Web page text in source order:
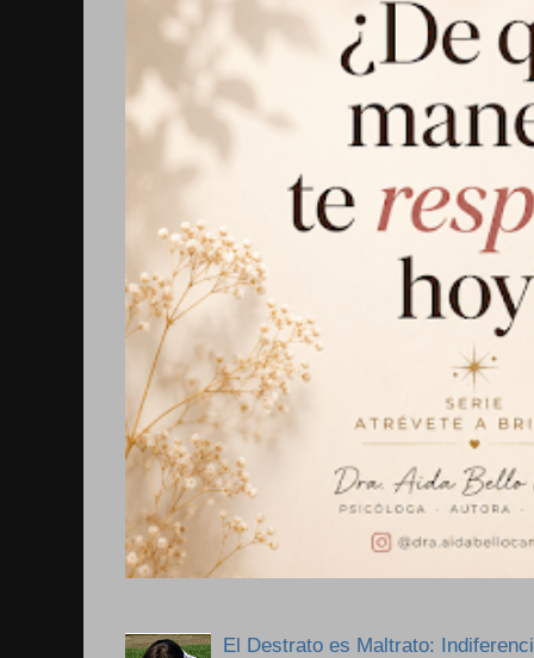
El Destrato es Maltrato: